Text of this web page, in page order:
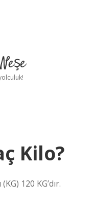
Kilo?
120 KG’dır.